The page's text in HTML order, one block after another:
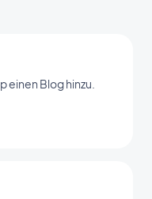
einen Blog hinzu.